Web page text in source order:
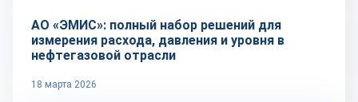
АО «ЭМИС»: полный набор решений для
измерения расхода, давления и уровня в
нефтегазовой отрасли
18 марта 2026